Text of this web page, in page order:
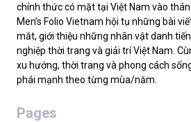
chính thức có mặt tại Việt Nam vào
Men’s Folio Vietnam hội tụ những bài
mắt, giới thiệu những nhân vật danh
nghiệp thời trang và giải trí Việt Nam.
xu hướng, thời trang và phong cách
phái mạnh theo từng mùa/năm.
Pages